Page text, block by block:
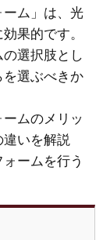
ム」は、光
果的です。
選択肢とし
選ぶべきか
ムのメリッ
違いを解説
ームを行う